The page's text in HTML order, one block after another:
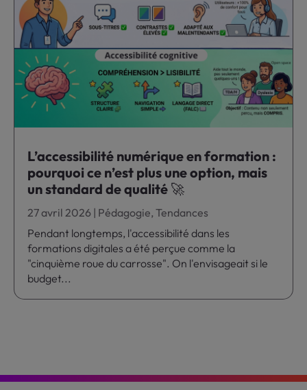
L’accessibilité numérique en formation :
pourquoi ce n’est plus une option, mais
un standard de qualité 🚀
27 avril 2026 | Pédagogie,Tendances
Pendant longtemps, l'accessibilité dans les
formations digitales a été perçue comme la
"cinquième roue du carrosse". On l'envisageait si le
budget...